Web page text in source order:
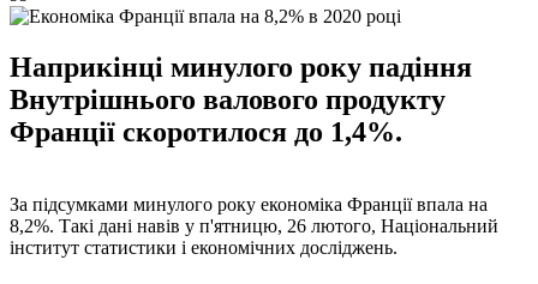
Наприкінці минулого року падіння
Внутрішнього валового продукту
Франції скоротилося до 1,4%.
За підсумками минулого року економіка Франції впала на
8,2%. Такі дані навів у п'ятницю, 26 лютого, Національний
інститут статистики і економічних досліджень.